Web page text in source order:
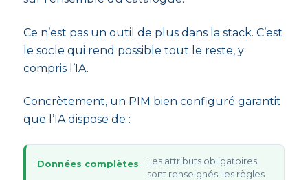
Ce n’est pas un outil de plus dans la stack. C’est
le socle qui rend possible tout le reste, y
compris l’IA.
Concrètement, un PIM bien configuré garantit
que l’IA dispose de :
Données complètes
Les attributs obligatoires
sont renseignés, les règles